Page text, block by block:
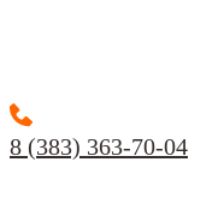
8 (383) 363-70-04